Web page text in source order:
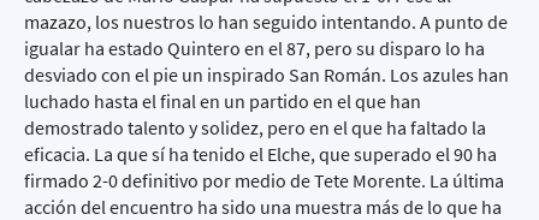
mazazo, los nuestros lo han seguido intentando. A punto de
igualar ha estado Quintero en el 87, pero su disparo lo ha
desviado con el pie un inspirado San Román. Los azules han
luchado hasta el final en un partido en el que han
demostrado talento y solidez, pero en el que ha faltado la
eficacia. La que sí ha tenido el Elche, que superado el 90 ha
firmado 2-0 definitivo por medio de Tete Morente. La última
acción del encuentro ha sido una muestra más de lo que ha